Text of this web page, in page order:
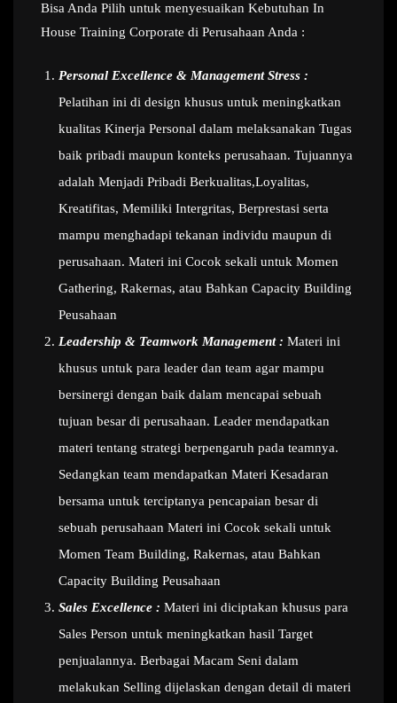
Bisa Anda Pilih untuk menyesuaikan Kebutuhan In
House Training Corporate di Perusahaan Anda :
Personal Excellence & Management Stress :
Pelatihan ini di design khusus untuk meningkatkan
kualitas Kinerja Personal dalam melaksanakan Tugas
baik pribadi maupun konteks perusahaan. Tujuannya
adalah Menjadi Pribadi Berkualitas,Loyalitas,
Kreatifitas, Memiliki Intergritas, Berprestasi serta
mampu menghadapi tekanan individu maupun di
perusahaan. Materi ini Cocok sekali untuk Momen
Gathering, Rakernas, atau Bahkan Capacity Building
Peusahaan
Leadership & Teamwork Management : Materi ini
khusus untuk para leader dan team agar mampu
bersinergi dengan baik dalam mencapai sebuah
tujuan besar di perusahaan. Leader mendapatkan
materi tentang strategi berpengaruh pada teamnya.
Sedangkan team mendapatkan Materi Kesadaran
bersama untuk terciptanya pencapaian besar di
sebuah perusahaan Materi ini Cocok sekali untuk
Momen Team Building, Rakernas, atau Bahkan
Capacity Building Peusahaan
Sales Excellence : Materi ini diciptakan khusus para
Sales Person untuk meningkatkan hasil Target
penjualannya. Berbagai Macam Seni dalam
melakukan Selling dijelaskan dengan detail di materi